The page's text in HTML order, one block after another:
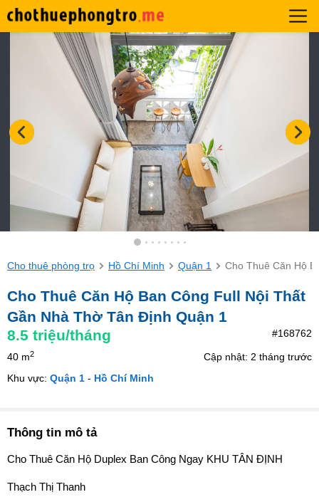
Cho thuê phòng trọ Hồ Chí Minh Quận 1 Cho Thuê Căn Hộ
Cho Thuê Căn Hộ Ban Công Full Nội Thất
Gần Nhà Thờ Tân Định Quận 1
8.5 triệu/tháng #168762
40 m2
Cập nhật: 2 tháng trước
Khu vực: Quận 1 - Hồ Chí Minh
Thông tin mô tả
Cho Thuê Căn Hộ Duplex Ban Công Ngay KHU TÂN ĐỊNH
Thạch Thị Thanh